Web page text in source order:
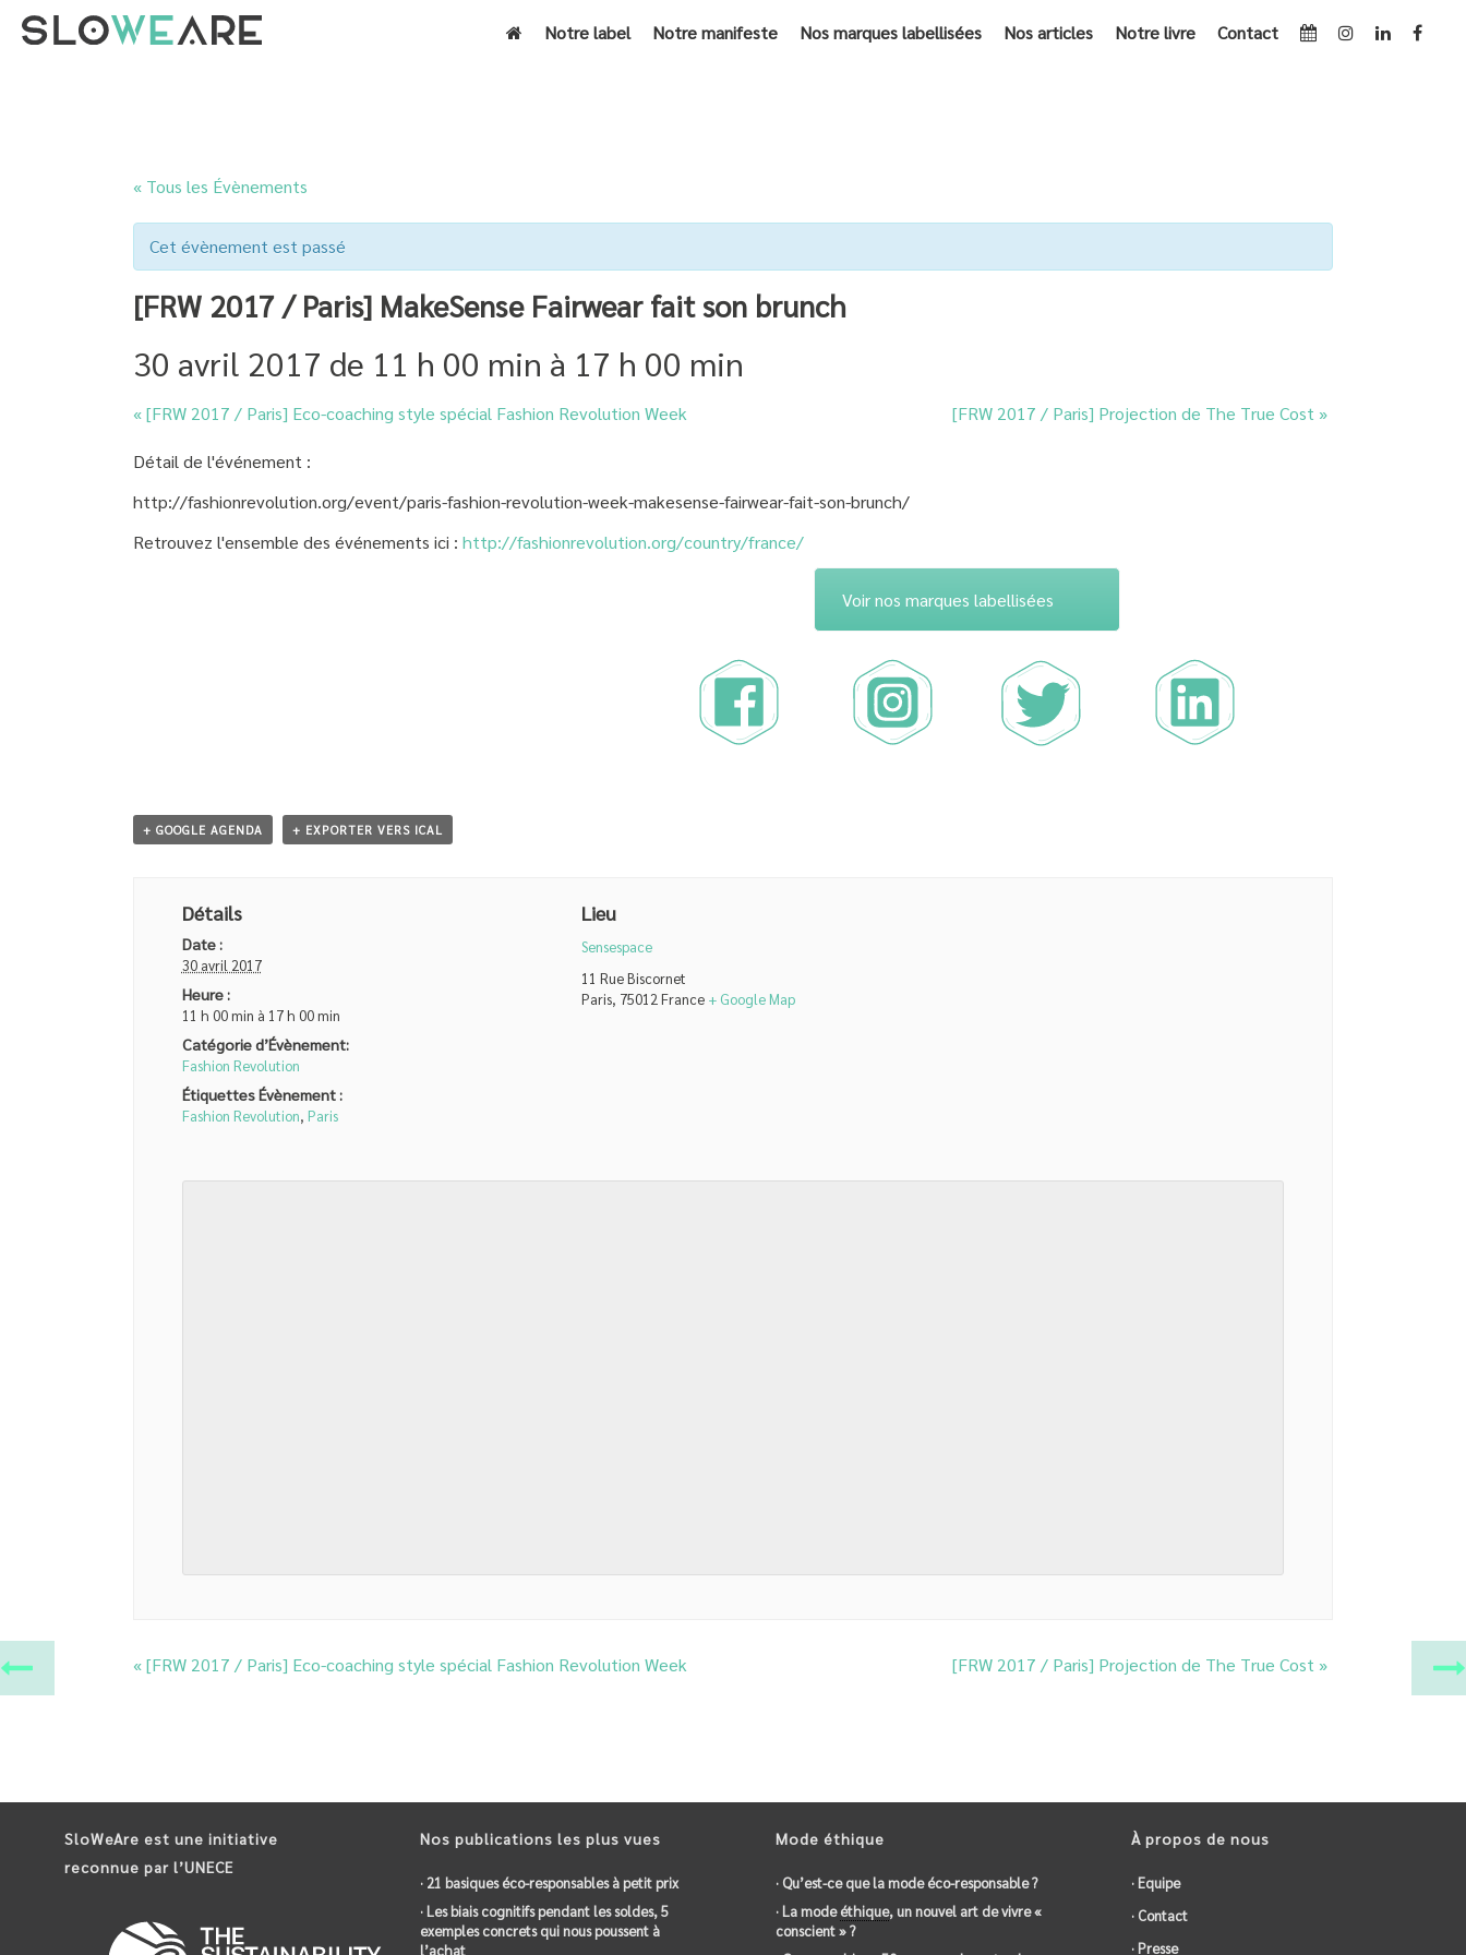
Notre label Notre manifeste Nos marques labellisées Nos articles Notre livre Contact
« Tous les Évènements
Cet évènement est passé
[FRW 2017 / Paris] MakeSense Fairwear fait son brunch
30 avril 2017 de 11 h 00 min à 17 h 00 min
«[FRW 2017 / Paris] Eco-coaching style spécial Fashion Revolution Week [FRW 2017 / Paris] Projection de The True Cost »
Détail de l'événement :
http://fashionrevolution.org/event/paris-fashion-revolution-week-makesense-fairwear-fait-son-brunch/
Retrouvez l'ensemble des événements ici : http://fashionrevolution.org/country/france/
Voir nos marques labellisées
+ GOOGLE AGENDA + EXPORTER VERS ICAL
Détails
Date :
30 avril 2017
Heure :
11 h 00 min à 17 h 00 min
Catégorie d’Évènement:
Fashion Revolution
Étiquettes Évènement :
Fashion Revolution, Paris
Lieu
Sensespace
11 Rue Biscornet
Paris, 75012 France + Google Map
«[FRW 2017 / Paris] Eco-coaching style spécial Fashion Revolution Week [FRW 2017 / Paris] Projection de The True Cost »
SloWeAre est une initiative
reconnue par l’UNECE
Nos publications les plus vues
· 21 basiques éco-responsables à petit prix
· Les biais cognitifs pendant les soldes, 5
exemples concrets qui nous poussent à
l’achat
Mode éthique
· Qu’est-ce que la mode éco-responsable ?
· La modeéthique, un nouvel art de vivre «
conscient » ?
À propos de nous
· Equipe
· Contact
· Presse